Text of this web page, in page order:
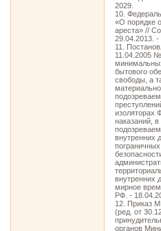
2029.
10.
«О порядке
ареста» //
29.04.2013.
11.
11.04.2005
бытового
свободы, а
изоляторах
наказаний,
внутренних
внутренних
мирное
РФ. -
12. Приказ
(ред. от
органов